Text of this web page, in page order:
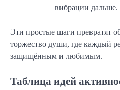
вибрации дальше.
Эти простые шаги превратят
торжество души, где каждый
защищённым и любимым.
Таблица идей